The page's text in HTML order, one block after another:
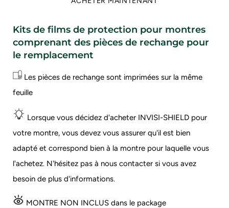
Kits de films de protection pour montres
comprenant des pièces de rechange pour
le remplacement
Les pièces de rechange sont imprimées sur la même
feuille
Lorsque vous décidez d'acheter INVISI-SHIELD pour
votre montre, vous devez vous assurer qu'il est bien
adapté et correspond bien à la montre pour laquelle vous
l'achetez. N'hésitez pas à nous contacter si vous avez
besoin de plus d'informations.
MONTRE NON INCLUS dans le package